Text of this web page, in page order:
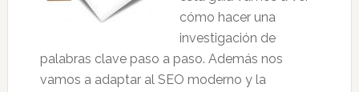
cómo hacer una
investigación de
palabras clave​ paso a paso. Además nos
vamos a adaptar al SEO moderno y la